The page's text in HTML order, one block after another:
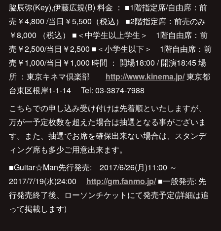
脇辰弥(Key),伊藤広規(B) 料金 ： ■1階指定席/自由席：前
売￥4,800 /当日￥5,500（税込） ■2階指定席：前売のみ
￥8,000 （税込） ■＜中学生以上学生＞ 1階自由席：前
売￥2,500/当日￥2,500 ■＜小学生以下＞ 1階自由席：前
売￥1,000/当日￥1,000 時間 ： 開場18:00 / 開演18:45 場
所 ：東京キネマ倶楽部 http://www.kinema.jp/東京都
台東区根岸1-1-14 Tel: 03-3874-7988
こちらでの申し込み受け付けは先着順といたしますが、
万が一予定枚数を超えた場合は抽選となる事がございま
す。また、抽選でお席を確保出来ない場合は、スタンデ
ィング席も多少ご用意出来ます。
■Guitar☆Man先行発売: 2017/6/26(月)11:00 ～
2017/7/19(水)24:00 http://gm.fanmo.jp/■一般発売: 先
行発売終了後、ローソンチケットにて発売予定(詳細は追
って掲載します)